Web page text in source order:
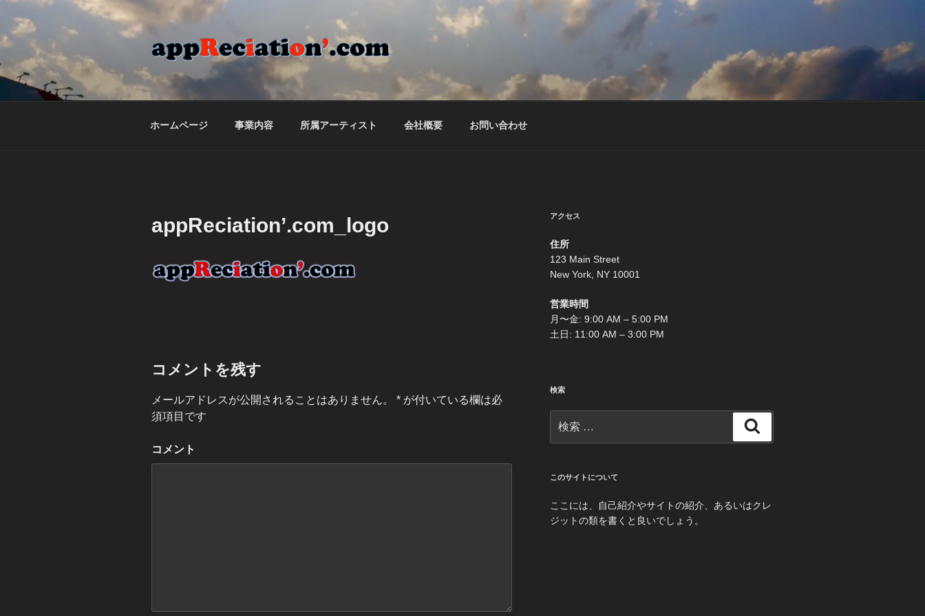
テ
ツ
APPRECIATION'.COM
合同会社appReciation'のホームページ
ホームページ 事業内容 所属アーティスト 会社概要 お問い合わせ
appReciation’.com_logo
コメントを残す
メールアドレスが公開されることはありません。 * が付いている欄は必
須項目です
コメント
アクセス
住所
123 Main Street
New York, NY 10001
営業時間
月〜金: 9:00 AM – 5:00 PM
土日: 11:00 AM – 3:00 PM
検索
索:
索
このサイトについて
ここには、自己紹介やサイトの紹介、あるいはクレ
ジットの類を書くと良いでしょう。